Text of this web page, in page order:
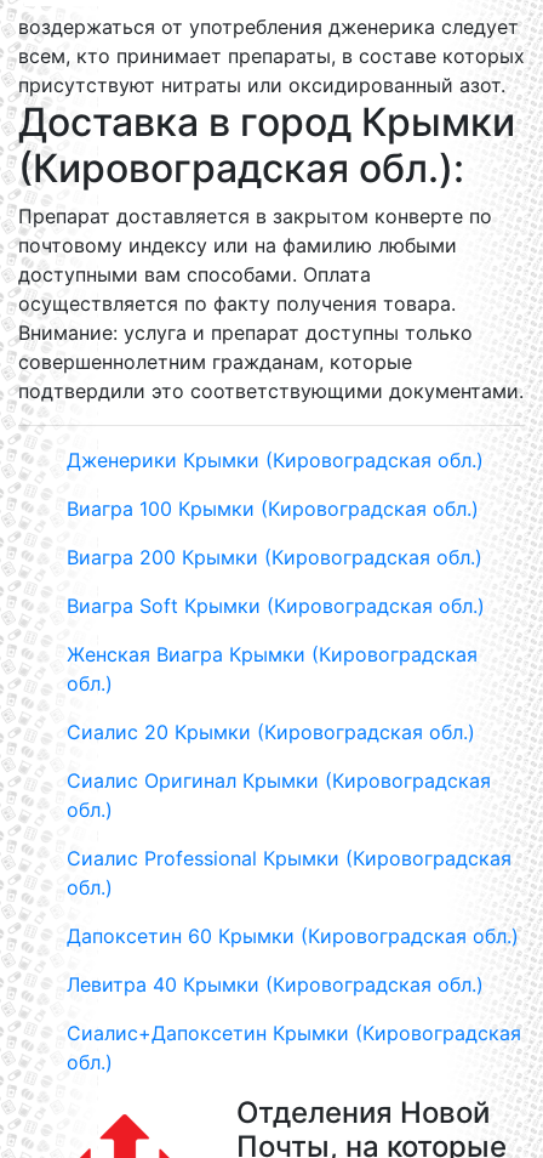
воздержаться от употребления дженерика следует
всем, кто принимает препараты, в составе которых
присутствуют нитраты или оксидированный азот.
Доставка в город Крымки
(Кировоградская обл.):
Препарат доставляется в закрытом конверте по
почтовому индексу или на фамилию любыми
доступными вам способами. Оплата
осуществляется по факту получения товара.
Внимание: услуга и препарат доступны только
совершеннолетним гражданам, которые
подтвердили это соответствующими документами.
Дженерики Крымки (Кировоградская обл.)
Виагра 100 Крымки (Кировоградская обл.)
Виагра 200 Крымки (Кировоградская обл.)
Виагра Soft Крымки (Кировоградская обл.)
Женская Виагра Крымки (Кировоградская
обл.)
Сиалис 20 Крымки (Кировоградская обл.)
Сиалис Оригинал Крымки (Кировоградская
обл.)
Сиалис Professional Крымки (Кировоградская
обл.)
Дапоксетин 60 Крымки (Кировоградская обл.)
Левитра 40 Крымки (Кировоградская обл.)
Сиалис+Дапоксетин Крымки (Кировоградская
обл.)
Отделения Новой
Почты, на которые